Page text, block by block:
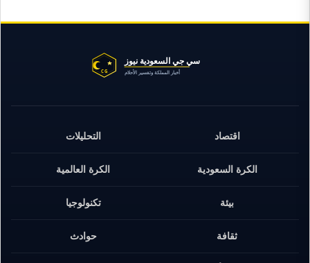
اقتصاد التحليلات
الكرة السعودية الكرة العالمية
بيئة تكنولوجيا
ثقافة حوادث